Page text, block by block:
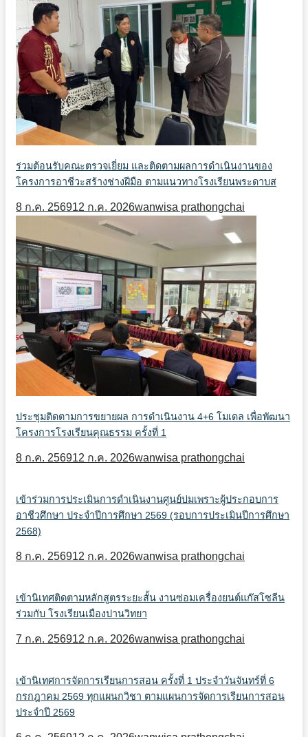
ร่วมต้อนรับคณะตรวจเยี่ยม และติดตามผลการดำเนินงานของ
โครงการอาชีวะสร้างช่างฝีมือ ตามแนวทางโรงเรียนพระดาบส
8 ก.ค. 256912 ก.ค. 2026wanwisa prathongchai
ประชุมติดตามการขยายผล การดำเนินงาน 4+6 โมเดล เพื่อพัฒนา
โครงการโรงเรียนคุณธรรม ครั้งที่ 1
8 ก.ค. 256912 ก.ค. 2026wanwisa prathongchai
เข้าร่วมการประเมินการดำเนินงานศูนย์บ่มเพราะผู้ประกอบการ
อาชีวศึกษา ประจำปีการศึกษา 2569 (รอบการประเมินปีการศึกษา
2568)
8 ก.ค. 256912 ก.ค. 2026wanwisa prathongchai
เข้านิเทศติดตามหลักสูตรระยะสั้น งานซ่อมเครื่องยนต์แก๊สโซลีน
ร่วมกับ โรงเรียนเมืองปานวิทยา
7 ก.ค. 256912 ก.ค. 2026wanwisa prathongchai
เข้านิเทศการจัดการเรียนการสอน ครั้งที่ 1 ประจำวันจันทร์ที่ 6
กรกฎาคม 2569 ทุกแผนกวิชา ตามแผนการจัดการเรียนการสอน
ประจำปี 2569